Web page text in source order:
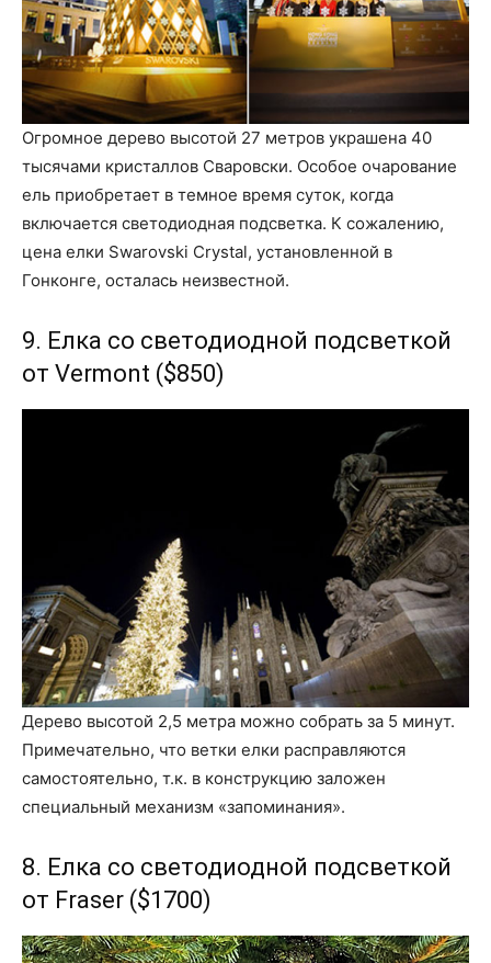
Огромное дерево высотой 27 метров украшена 40
тысячами кристаллов Сваровски. Особое очарование
ель приобретает в темное время суток, когда
включается светодиодная подсветка. К сожалению,
цена елки Swarovski Crystal, установленной в
Гонконге, осталась неизвестной.
9. Елка со светодиодной подсветкой
от Vermont ($850)
Дерево высотой 2,5 метра можно собрать за 5 минут.
Примечательно, что ветки елки расправляются
самостоятельно, т.к. в конструкцию заложен
специальный механизм «запоминания».
8. Елка со светодиодной подсветкой
от Fraser ($1700)